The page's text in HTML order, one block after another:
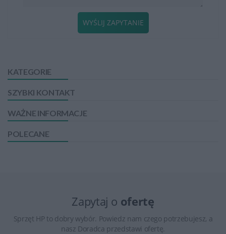
KATEGORIE
SZYBKI KONTAKT
WAŻNE INFORMACJE
POLECANE
WYŚLIJ ZAPYTANIE
Zapytaj o ofertę
Sprzęt HP to dobry wybór. Powiedz nam czego potrzebujesz, a
nasz Doradca przedstawi ofertę.